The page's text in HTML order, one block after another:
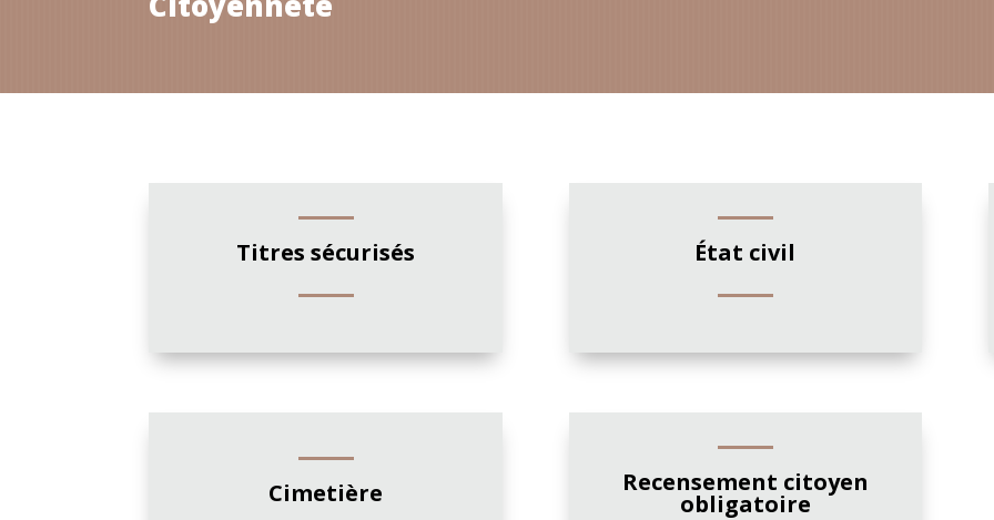
Titres sécurisés État civil
Cimetière Recensement citoyen
obligatoire